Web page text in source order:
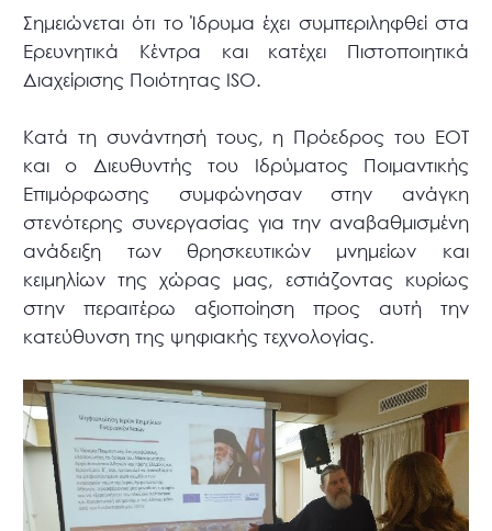
Σημειώνεται ότι το Ίδρυμα έχει συμπεριληφθεί στα
Ερευνητικά Κέντρα και κατέχει Πιστοποιητικά
Διαχείρισης Ποιότητας ISO.
Κατά τη συνάντησή τους, η Πρόεδρος του ΕΟΤ
και ο Διευθυντής του Ιδρύματος Ποιμαντικής
Επιμόρφωσης συμφώνησαν στην ανάγκη
στενότερης συνεργασίας για την αναβαθμισμένη
ανάδειξη των θρησκευτικών μνημείων και
κειμηλίων της χώρας μας, εστιάζοντας κυρίως
στην περαιτέρω αξιοποίηση προς αυτή την
κατεύθυνση της ψηφιακής τεχνολογίας.